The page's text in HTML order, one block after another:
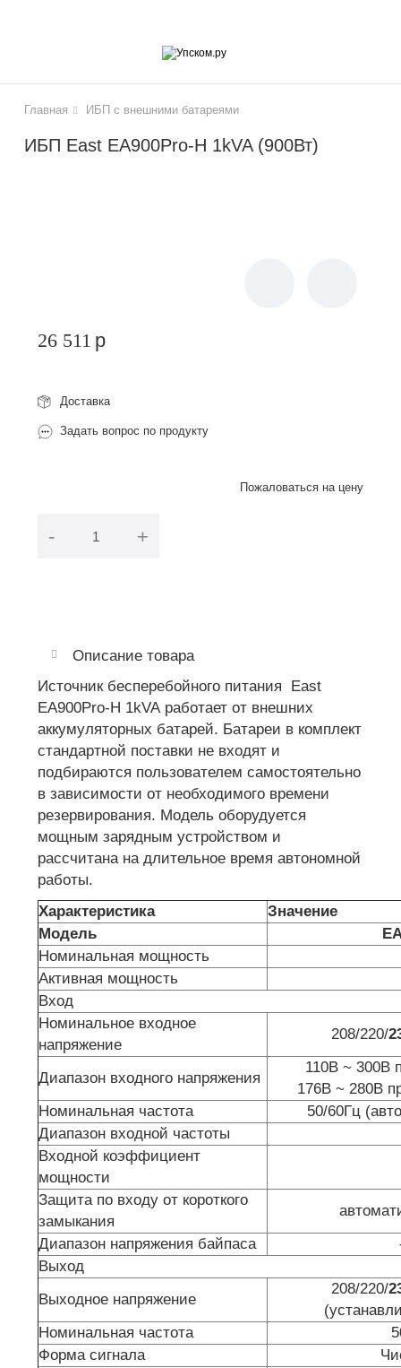
Главная ИБП с внешними батареями
ИБП East EA900Pro-H 1kVA (900Вт)
26 511 p
Доставка
Задать вопрос по продукту
Пожаловаться на цену
- +
Описание товара
Источник бесперебойного питания East
EA900Pro-H 1kVA работает от внешних
аккумуляторных батарей. Батареи в комплект
стандартной поставки не входят и
подбираются пользователем самостоятельно
в зависимости от необходимого времени
резервирования. Модель оборудуется
мощным зарядным устройством и
рассчитана на длительное время автономной
работы.
Характеристика
Значение
Модель
Номинальная мощность
Активная мощность
Вход
Номинальное входное
напряжение
208/220/
Диапазон входного напряжения
110В ~ 300В
176В ~ 280В
Номинальная частота
50/60Гц
Диапазон входной частоты
Входной коэффициент
мощности
Защита по входу от короткого
замыкания
Диапазон напряжения байпаса
Выход
Выходное напряжение
208/220/
Номинальная частота
Форма сигнала